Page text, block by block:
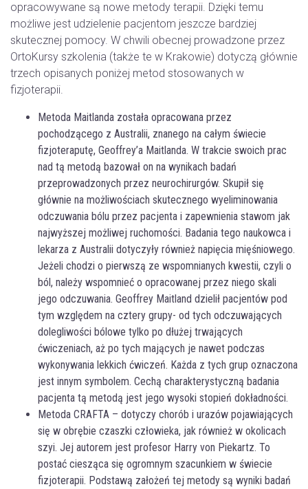
opracowywane są nowe metody terapii. Dzięki temu
możliwe jest udzielenie pacjentom jeszcze bardziej
skutecznej pomocy. W chwili obecnej prowadzone przez
OrtoKursy szkolenia (także te w Krakowie) dotyczą głównie
trzech opisanych poniżej metod stosowanych w
fizjoterapii.
Metoda Maitlanda została opracowana przez
pochodzącego z Australii, znanego na całym świecie
fizjoteraputę, Geoffrey’a Maitlanda. W trakcie swoich prac
nad tą metodą bazował on na wynikach badań
przeprowadzonych przez neurochirurgów. Skupił się
głównie na możliwościach skutecznego wyeliminowania
odczuwania bólu przez pacjenta i zapewnienia stawom jak
najwyższej możliwej ruchomości. Badania tego naukowca i
lekarza z Australii dotyczyły również napięcia mięśniowego.
Jeżeli chodzi o pierwszą ze wspomnianych kwestii, czyli o
ból, należy wspomnieć o opracowanej przez niego skali
jego odczuwania. Geoffrey Maitland dzielił pacjentów pod
tym względem na cztery grupy- od tych odczuwających
dolegliwości bólowe tylko po dłużej trwających
ćwiczeniach, aż po tych mających je nawet podczas
wykonywania lekkich ćwiczeń. Każda z tych grup oznaczona
jest innym symbolem. Cechą charakterystyczną badania
pacjenta tą metodą jest jego wysoki stopień dokładności.
Metoda CRAFTA – dotyczy chorób i urazów pojawiających
się w obrębie czaszki człowieka, jak również w okolicach
szyi. Jej autorem jest profesor Harry von Piekartz. To
postać ciesząca się ogromnym szacunkiem w świecie
fizjoterapii. Podstawą założeń tej metody są wyniki badań